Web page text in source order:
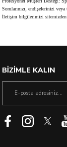
Sorularınızı, endişelerinizi
İletişim bilgilerimizi
BİZİMLE KALIN